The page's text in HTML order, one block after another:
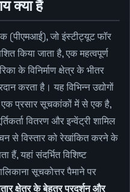
क्या हैं
(पीएमआई), जो इंस्टीट्यूट फॉर
किया जाता है, एक महत्वपूर्ण
के विनिर्माण क्षेत्र के भीतर
करता है। यह विभिन्न उद्योगों
प्रसार सूचकांकों में से एक है,
वितरण और इन्वेंट्री शामिल
से विस्तार को रेखांकित करने के
हैं, यहां संदर्भित विशिष्ट
सूचकोत्तर पैमाने पर
क्षेत्र के बेहतर प्रदर्शन और